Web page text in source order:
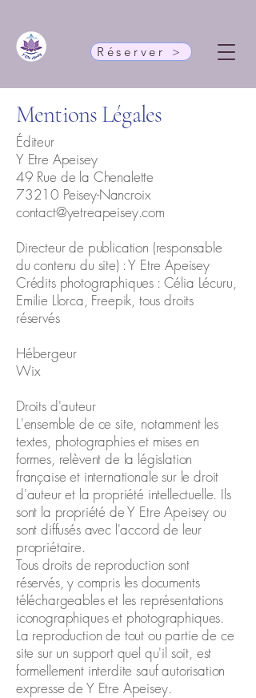
Réserver >
Mentions Légales
Éditeur
Y Etre Apeisey
49 Rue de la Chenalette
73210 Peisey-Nancroix
contact@yetreapeisey.com
Directeur de publication (responsable
du contenu du site) : Y Etre Apeisey
Crédits photographiques : Célia Lécuru,
Emilie Llorca, Freepik, tous droits
réservés
Hébergeur
Wix
Droits d'auteur
L'ensemble de ce site, notamment les
textes, photographies et mises en
formes, relèvent de la législation
française et internationale sur le droit
d'auteur et la propriété intellectuelle. Ils
sont la propriété de Y Etre Apeisey ou
sont diffusés avec l'accord de leur
propriétaire.
Tous droits de reproduction sont
réservés, y compris les documents
téléchargeables et les représentations
iconographiques et photographiques.
La reproduction de tout ou partie de ce
site sur un support quel qu'il soit, est
formellement interdite sauf autorisation
expresse de Y Etre Apeisey.